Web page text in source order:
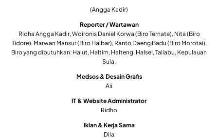
(Angga Kadir)
Reporter / Wartawan
Ridha Angga Kadir, Woironis Daniel Korwa (Biro Ternate), Nita (Biro
Tidore), Marwan Mansur (Biro Halbar), Ranto Daeng Badu (Biro Morotai),
Biro yang dibutuhkan: Halut, Haltim, Halteng, Halsel, Taliabu, Kepulauan
Sula.
Medsos & Desain Grafis
Aii
IT & Website Administrator
Ridho
Iklan & Kerja Sama
Dila